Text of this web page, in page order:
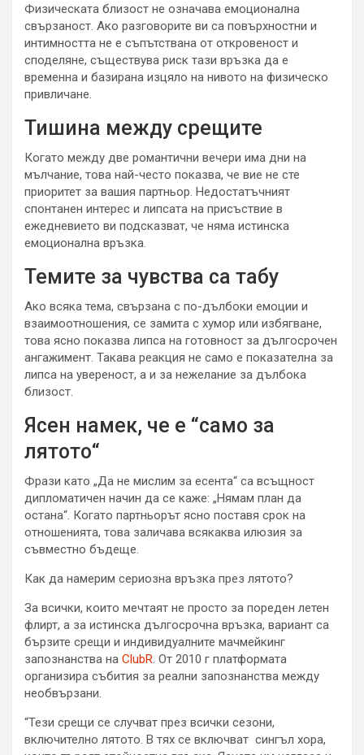
Физическата близост не означава емоционална
свързаност. Ако разговорите ви са повърхностни и
интимността не е съпътствана от откровеност и
споделяне, съществува риск тази връзка да е
временна и базирана изцяло на нивото на физическо
привличане.
Тишина между срещите
Когато между две романтични вечери има дни на
мълчание, това най-често показва, че вие не сте
приоритет за вашия партньор. Недостатъчният
спонтанен интерес и липсата на присъствие в
ежедневието ви подсказват, че няма истинска
емоционална връзка.
Темите за чувства са табу
Ако всяка тема, свързана с по-дълбоки емоции и
взаимоотношения, се замита с хумор или избягване,
това ясно показва липса на готовност за дългосрочен
ангажимент. Такава реакция не само е показателна за
липса на увереност, а и за нежелание за дълбока
близост.
Ясен намек, че е “само за
лятото“
Фрази като „Да не мислим за есента“ са всъщност
дипломатичен начин да се каже: „Нямам план да
остана“. Когато партньорът ясно поставя срок на
отношенията, това заличава всякаква илюзия за
съвместно бъдеще.
Как да намерим сериозна връзка през лятото?
За всички, които мечтаят не просто за пореден летен
флирт, а за истинска дългосрочна връзка, вариант са
бързите срещи и индивидуалните мачмейкинг
запознанства на ClubR. От 2010 г платформата
организира събития за реални запознанства между
необвързани.
“Тези срещи се случват през всички сезони,
включително лятото. В тях се включват сингъл хора,